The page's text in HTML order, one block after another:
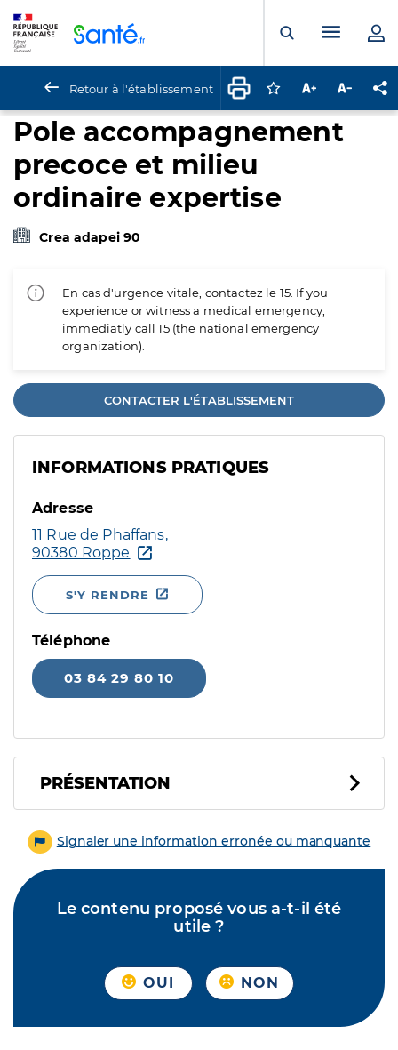
Ouvrir laMenu
Retour à l'établissement Connectez-vous
Augmenter la
Pole accompagnement
precoce et milieu
ordinaire expertise
Crea adapei 90
En cas d'urgence vitale, contactez le 15. If you
experience or witness a medical emergency,
immediatly call 15 (the national emergency
organization).
CONTACTER L'ÉTABLISSEMENT
INFORMATIONS PRATIQUES
Adresse
11 Rue de Phaffans,
90380 Roppe
S'Y RENDRE
Téléphone
03 84 29 80 10
PRÉSENTATION
Signaler une information erronée ou manquante
Le contenu proposé vous a-t-il été
utile ?
OUI NON